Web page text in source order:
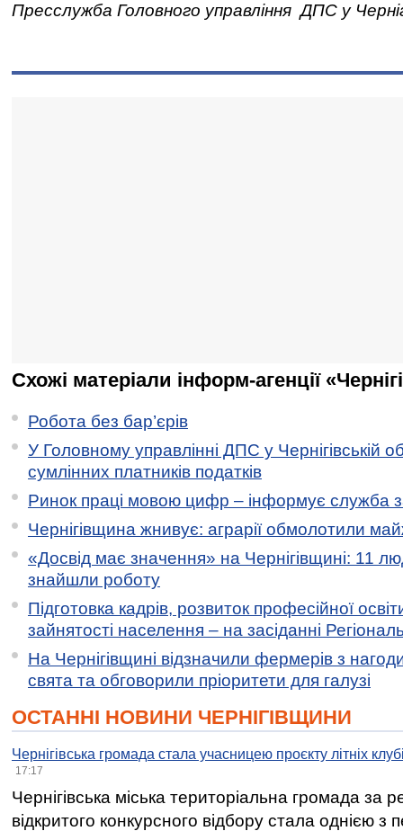
Пресслужба Головного управління ДПС у
Схожі матеріали інформ-агенції
Робота без бар’єрів
У Головному управлінні ДПС у Чернігівській
сумлінних платників податків
Ринок праці мовою цифр – інформує служба
Чернігівщина жнивує: аграрії обмолотили
«Досвід має значення» на Чернігівщині: 11
знайшли роботу
Підготовка кадрів, розвиток професійної
зайнятості населення – на засіданні
На Чернігівщині відзначили фермерів з
свята та обговорили пріоритети для галузі
ОСТАННІ НОВИНИ ЧЕРНІГІВЩИНИ
Чернігівська громада стала учасницею проєкту літніх
17:17
Чернігівська міська територіальна громада за
відкритого конкурсного відбору стала однією